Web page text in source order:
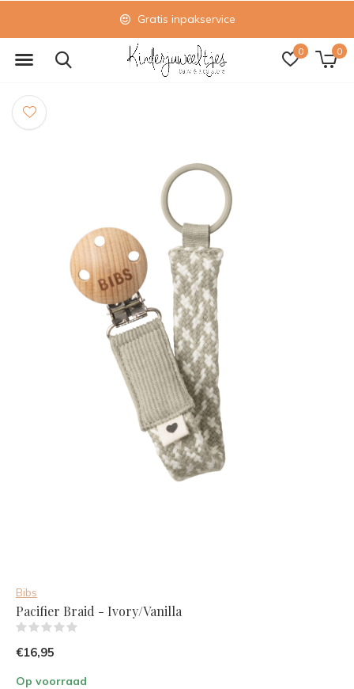
0 0
Gratis inpakservice
Bibs
Pacifier Braid - Ivory/Vanilla
€16,95
Op voorraad